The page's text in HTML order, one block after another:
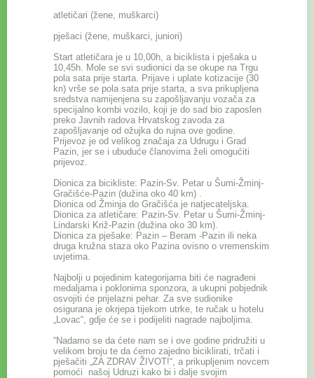
atletičari (žene, muškarci)
pješaci (žene, muškarci, juniori)
Start atletičara je u 10,00h, a biciklista i pješaka u
10,45h. Mole se svi sudionici da se okupe na Trgu
pola sata prije starta. Prijave i uplate kotizacije (30
kn) vrše se pola sata prije starta, a sva prikupljena
sredstva namijenjena su zapošljavanju vozača za
specijalno kombi vozilo, koji je do sad bio zaposlen
preko Javnih radova Hrvatskog zavoda za
zapošljavanje od ožujka do rujna ove godine.
Prijevoz je od velikog značaja za Udrugu i Grad
Pazin, jer se i ubuduće članovima želi omogućiti
prijevoz.
Dionica za bicikliste: Pazin-Sv. Petar u Šumi-Žminj-
Gračišće-Pazin (dužina oko 40 km) .
Dionica od Žminja do Gračišća je natjecateljska.
Dionica za atletičare: Pazin-Sv. Petar u Šumi-Žminj-
Lindarski Križ-Pazin (dužina oko 30 km).
Dionica za pješake: Pazin – Beram -Pazin ili neka
druga kružna staza oko Pazina ovisno o vremenskim
uvjetima.
Najbolji u pojedinim kategorijama biti će nagrađeni
medaljama i poklonima sponzora, a ukupni pobjednik
osvojiti će prijelazni pehar. Za sve sudionike
osigurana je okrjepa tijekom utrke, te ručak u hotelu
„Lovac“, gdje će se i podijeliti nagrade najboljima.
“Nadamo se da ćete nam se i ove godine pridružiti u
velikom broju te da ćemo zajedno biciklirati, trčati i
pješačiti „ZA ZDRAV ŽIVOT!“, a prikupljenim novcem
pomoći našoj Udruzi kako bi i dalje svojim